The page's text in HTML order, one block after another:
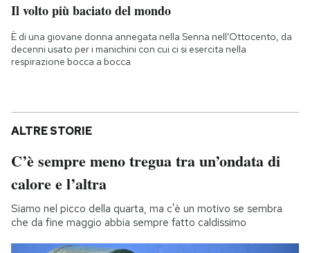
Il volto più baciato del mondo
È di una giovane donna annegata nella Senna nell'Ottocento, da
decenni usato per i manichini con cui ci si esercita nella
respirazione bocca a bocca
ALTRE STORIE
C’è sempre meno tregua tra un’ondata di
calore e l’altra
Siamo nel picco della quarta, ma c'è un motivo se sembra
che da fine maggio abbia sempre fatto caldissimo